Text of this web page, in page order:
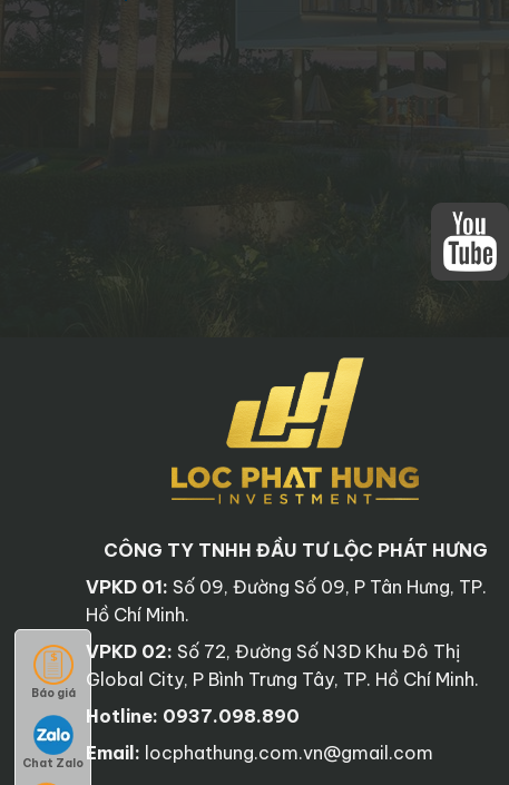
Báo giá
Chat Zalo
CÔNG TY TNHH ĐẦU TƯ LỘC PHÁT HƯNG
VPKD 01: Số 09, Đường Số 09, P Tân Hưng, TP.
Hồ Chí Minh.
VPKD 02: Số 72, Đường Số N3D Khu Đô Thị
Global City, P Bình Trưng Tây, TP. Hồ Chí Minh.
Hotline: 0937.098.890
Email: locphathung.com.vn@gmail.com